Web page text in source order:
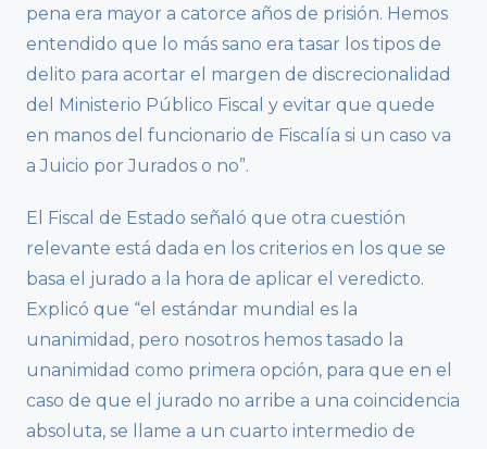
pena era mayor a catorce años de prisión. Hemos
entendido que lo más sano era tasar los tipos de
delito para acortar el margen de discrecionalidad
del Ministerio Público Fiscal y evitar que quede
en manos del funcionario de Fiscalía si un caso va
a Juicio por Jurados o no”.
El Fiscal de Estado señaló que otra cuestión
relevante está dada en los criterios en los que se
basa el jurado a la hora de aplicar el veredicto.
Explicó que “el estándar mundial es la
unanimidad, pero nosotros hemos tasado la
unanimidad como primera opción, para que en el
caso de que el jurado no arribe a una coincidencia
absoluta, se llame a un cuarto intermedio de